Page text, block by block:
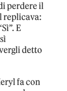
perdere il
replicava:
E
detto
fa con